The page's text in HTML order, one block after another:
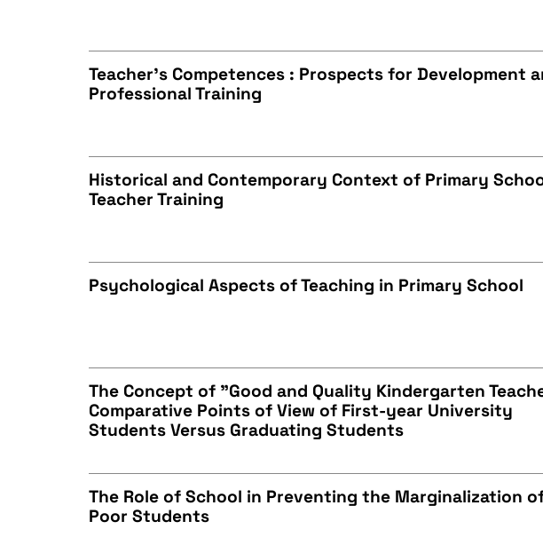
Teacher's Competences : Prospects for Development
Professional Training
Historical and Contemporary Context of Primary
Teacher Training
BIBTEX
Psychological Aspects of Teaching in Primary School
CZYSTY TEKST
The Concept of "Good and Quality Kindergarten
Comparative Points of View of First-year University
Students Versus Graduating Students
The Role of School in Preventing the Marginalization
Poor Students